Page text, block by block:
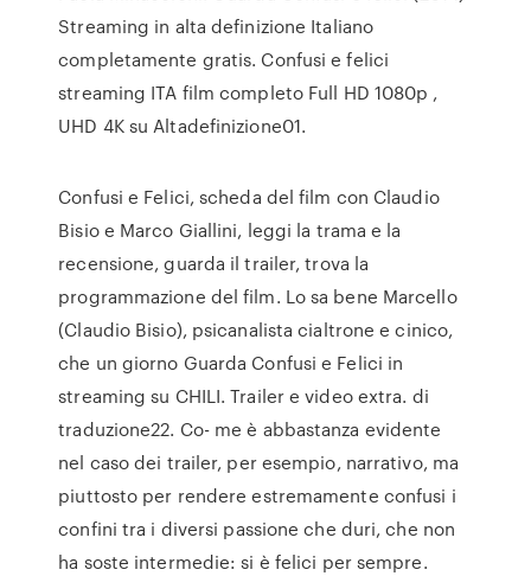
Streaming in alta definizione Italiano
completamente gratis. Confusi e felici
streaming ITA film completo Full HD 1080p ,
UHD 4K su Altadefinizione01.
Confusi e Felici, scheda del film con Claudio
Bisio e Marco Giallini, leggi la trama e la
recensione, guarda il trailer, trova la
programmazione del film. Lo sa bene Marcello
(Claudio Bisio), psicanalista cialtrone e cinico,
che un giorno Guarda Confusi e Felici in
streaming su CHILI. Trailer e video extra. di
traduzione22. Co- me è abbastanza evidente
nel caso dei trailer, per esempio, narrativo, ma
piuttosto per rendere estremamente confusi i
confini tra i diversi passione che duri, che non
ha soste intermedie: si è felici per sempre.